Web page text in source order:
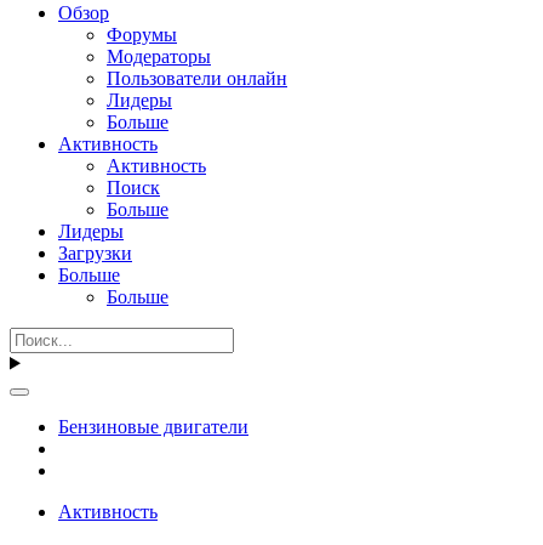
Обзор
Форумы
Модераторы
Пользователи онлайн
Лидеры
Больше
Активность
Активность
Поиск
Больше
Лидеры
Загрузки
Больше
Больше
Бензиновые двигатели
Активность